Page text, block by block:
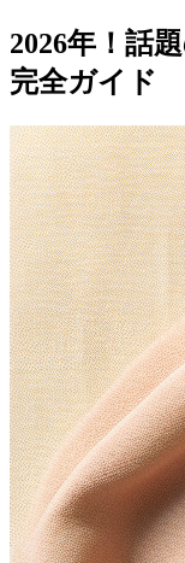
2026年！話
完全ガイド